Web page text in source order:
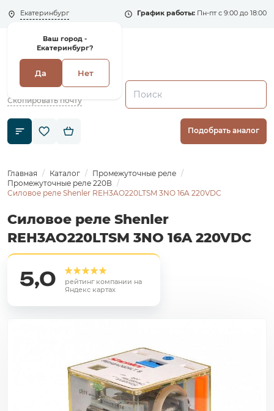
Екатеринбург
Ваш город -
Екатеринбург?
Да Нет
График работы: Пн-пт с 9:00 до 18:00
Скопировать почту
Подобрать аналог
Главная Каталог
Промежуточные реле
Промежуточные реле 220В
Силовое реле Shenler REH3AO220LTSM 3NO 16A 220VDC
Силовое реле Shenler
REH3AO220LTSM 3NO 16A 220VDC
5,0
рейтинг компании на
Яндекс картах